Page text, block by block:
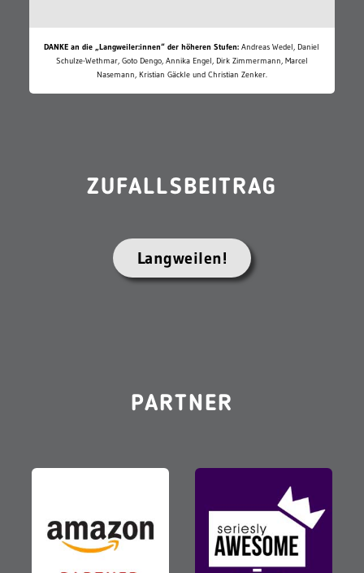
DANKE an die „Langweiler:innen“ der höheren Stufen: Andreas Wedel, Daniel
Schulze-Wethmar, Goto Dengo, Annika Engel, Dirk Zimmermann, Marcel
Nasemann, Kristian Gäckle und Christian Zenker.
ZUFALLSBEITRAG
Langweilen!
PARTNER